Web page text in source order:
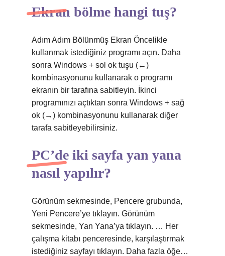
Ekran bölme hangi tuş?
Adım Adım Bölünmüş Ekran Öncelikle
kullanmak istediğiniz programı açın. Daha
sonra Windows + sol ok tuşu (←)
kombinasyonunu kullanarak o programı
ekranın bir tarafına sabitleyin. İkinci
programınızı açtıktan sonra Windows + sağ
ok (→) kombinasyonunu kullanarak diğer
tarafa sabitleyebilirsiniz.
PC’de iki sayfa yan yana
nasıl yapılır?
Görünüm sekmesinde, Pencere grubunda,
Yeni Pencere’ye tıklayın. Görünüm
sekmesinde, Yan Yana’ya tıklayın. … Her
çalışma kitabı penceresinde, karşılaştırmak
istediğiniz sayfayı tıklayın. Daha fazla öğe…